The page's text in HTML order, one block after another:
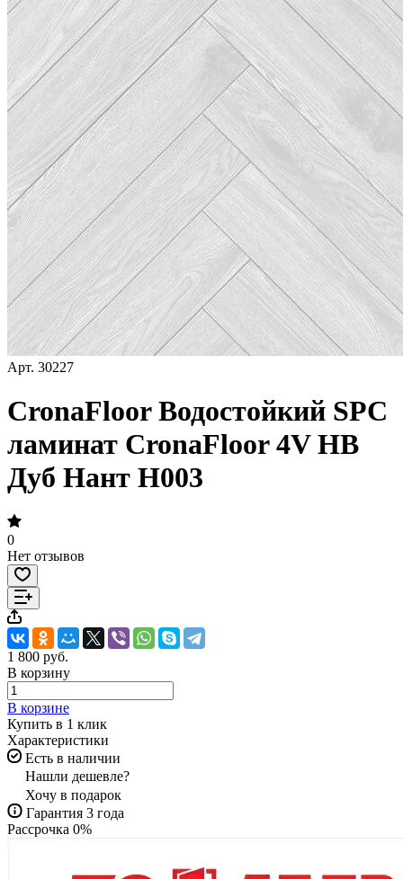
Арт. 30227
CronaFloor Водостойкий SPC
ламинат CronaFloor 4V НВ
Дуб Нант H003
0
Нет отзывов
1 800 руб.
В корзину
В корзине
Купить в 1 клик
Характеристики
Есть в наличии
Нашли дешевле?
Хочу в подарок
Гарантия 3 года
Рассрочка 0%